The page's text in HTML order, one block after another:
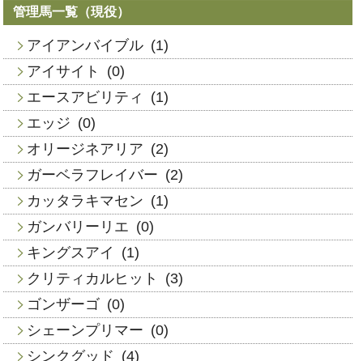
管理馬一覧（現役）
アイアンバイブル (1)
アイサイト
(0)
エースアビリティ
(1)
エッジ (0)
オリージネアリア (2)
ガーベラフレイバー (2)
カッタラキマセン (1)
ガンバリーリエ (0)
キングスアイ
(1)
クリティカルヒット
(3)
ゴンザーゴ (0)
シェーンプリマー (0)
シンクグッド (4)